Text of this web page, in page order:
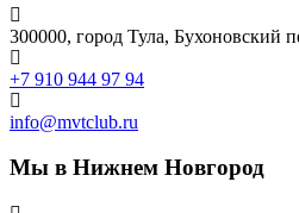
300000, город Тула, Бухоновский
+7 910 944 97 94
info@mvtclub.ru
Мы в Нижнем Новгород